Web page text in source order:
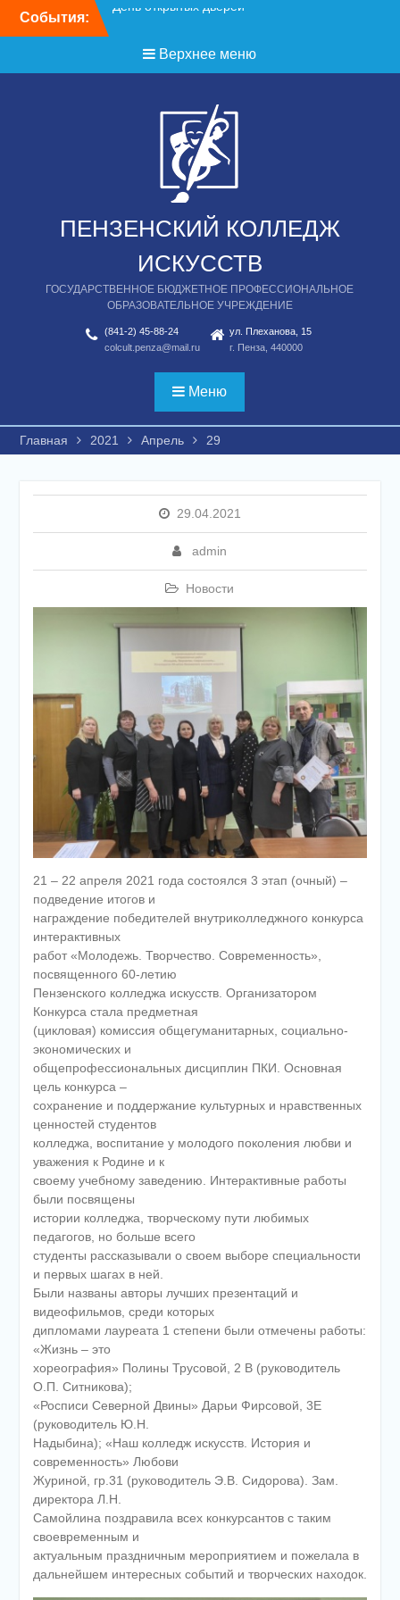
События: День открытых дверей
Верхнее меню
ПЕНЗЕНСКИЙ КОЛЛЕДЖ
ИСКУССТВ
ГОСУДАРСТВЕННОЕ БЮДЖЕТНОЕ ПРОФЕССИОНАЛЬНОЕ
ОБРАЗОВАТЕЛЬНОЕ УЧРЕЖДЕНИЕ
(841-2) 45-88-24
colcult.penza@mail.ru
ул. Плеханова, 15
г. Пенза, 440000
Меню
Главная 2021 Апрель 29
29.04.2021
admin
Новости
21 – 22 апреля 2021 года состоялся 3 этап (очный) –
подведение итогов и
награждение победителей внутриколледжного конкурса
интерактивных
работ «Молодежь. Творчество. Современность»,
посвященного 60-летию
Пензенского колледжа искусств. Организатором
Конкурса стала предметная
(цикловая) комиссия общегуманитарных, социально-
экономических и
общепрофессиональных дисциплин ПКИ. Основная
цель конкурса –
сохранение и поддержание культурных и нравственных
ценностей студентов
колледжа, воспитание у молодого поколения любви и
уважения к Родине и к
своему учебному заведению. Интерактивные работы
были посвящены
истории колледжа, творческому пути любимых
педагогов, но больше всего
студенты рассказывали о своем выборе специальности
и первых шагах в ней.
Были названы авторы лучших презентаций и
видеофильмов, среди которых
дипломами лауреата 1 степени были отмечены работы:
«Жизнь – это
хореография» Полины Трусовой, 2 В (руководитель
О.П. Ситникова);
«Росписи Северной Двины» Дарьи Фирсовой, 3Е
(руководитель Ю.Н.
Надыбина); «Наш колледж искусств. История и
современность» Любови
Журиной, гр.31 (руководитель Э.В. Сидорова). Зам.
директора Л.Н.
Самойлина поздравила всех конкурсантов с таким
своевременным и
актуальным праздничным мероприятием и пожелала в
дальнейшем интересных событий и творческих находок.